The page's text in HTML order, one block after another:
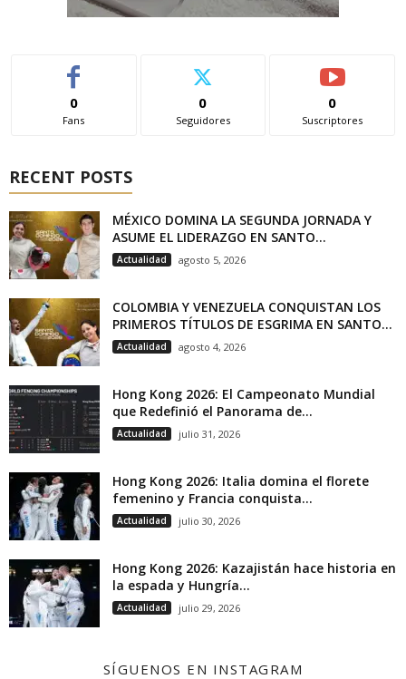
0
Fans
0
Seguidores
0
Suscriptores
RECENT POSTS
MÉXICO DOMINA LA SEGUNDA JORNADA Y
ASUME EL LIDERAZGO EN SANTO...
Actualidad agosto 5, 2026
COLOMBIA Y VENEZUELA CONQUISTAN LOS
PRIMEROS TÍTULOS DE ESGRIMA EN SANTO...
Actualidad agosto 4, 2026
Hong Kong 2026: El Campeonato Mundial
que Redefinió el Panorama de...
Actualidad julio 31, 2026
Hong Kong 2026: Italia domina el florete
femenino y Francia conquista...
Actualidad julio 30, 2026
Hong Kong 2026: Kazajistán hace historia en
la espada y Hungría...
Actualidad julio 29, 2026
SÍGUENOS EN INSTAGRAM